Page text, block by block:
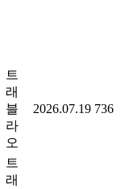
트
래
블
라
오
2026.07.19 736
트
래